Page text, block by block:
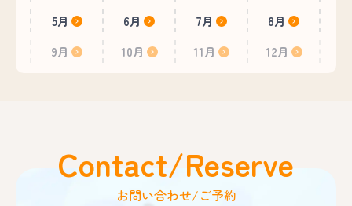
5月
6月 7月
8月
9月
10月 11月 12月
Contact/Reserve
お問い合わせ/ご予約